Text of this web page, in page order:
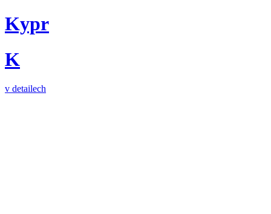
Kypr
K
v detailech